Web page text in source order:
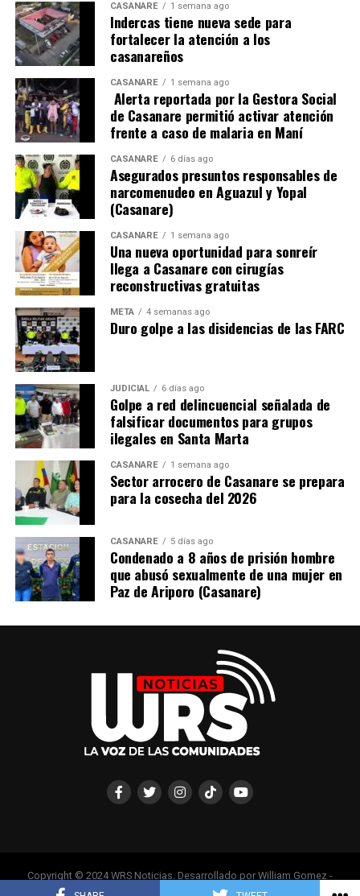
CASANARE 1 semana ago
Indercas tiene nueva sede para
fortalecer la atención a los
casanareños
CASANARE 1 semana ago
Alerta reportada por la Gestora Social
de Casanare permitió activar atención
frente a caso de malaria en Maní
CASANARE 6 días ago
Asegurados presuntos responsables de
narcomenudeo en Aguazul y Yopal
(Casanare)
CASANARE 1 semana ago
Una nueva oportunidad para sonreír
llega a Casanare con cirugías
reconstructivas gratuitas
META 4 semanas ago
Duro golpe a las disidencias de las FARC
JUDICIAL 6 días ago
Golpe a red delincuencial señalada de
falsificar documentos para grupos
ilegales en Santa Marta
CASANARE 1 semana ago
Sector arrocero de Casanare se prepara
para la cosecha del 2026
CASANARE 5 días ago
Condenado a 8 años de prisión hombre
que abusó sexualmente de una mujer en
Paz de Ariporo (Casanare)
Copyright © 2024 WRS Noticias. Desarrollado por William Gomez -
Sophia System Colombia - 3213355005